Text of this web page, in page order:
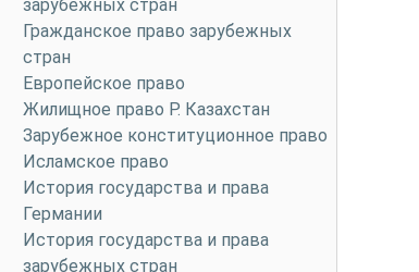
зарубежных стран
Гражданское право зарубежных
стран
Европейское право
Жилищное право Р. Казахстан
Зарубежное конституционное право
Исламское право
История государства и права
Германии
История государства и права
зарубежных стран